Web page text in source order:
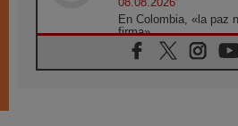
En Colombia, «la paz
firma»
08.08.2026
En Venezuela